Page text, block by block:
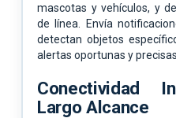
mascotas y vehículos, y
de línea. Envía
detectan objetos
alertas oportunas y precisas.
Conectividad
Largo Alcance